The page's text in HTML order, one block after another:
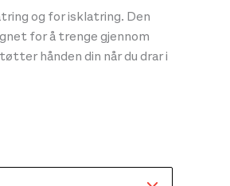
og for isklatring. Den
for å trenge gjennom
hånden din når du drar i